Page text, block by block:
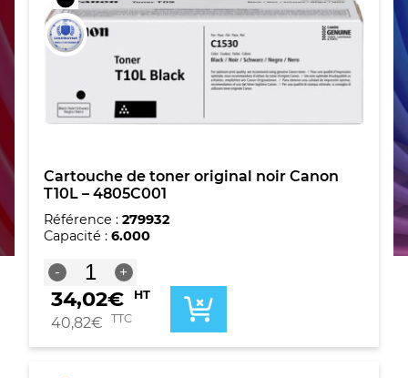
Cartouche de toner original noir Canon
T10L – 4805C001
Référence : 279932
Capacité : 6.000
-
quantité
de
Cartouche
de
original
+
34,02€ HT
40,82€ TTC